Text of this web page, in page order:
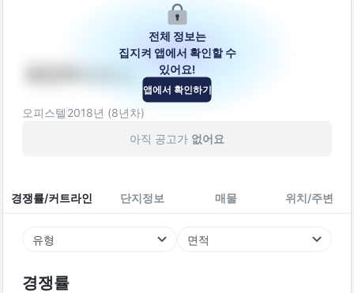
서울특별시 은평구 은평터널로 196-2
오피스텔 2018년 (8년차)
아직 공고가 없어요
경쟁률/커트라인 단지정보 매물 위치/주변
유형 면적
경쟁률
전체 정보는
집지켜 앱에서 확인할 수
있어요!
앱에서 확인하기